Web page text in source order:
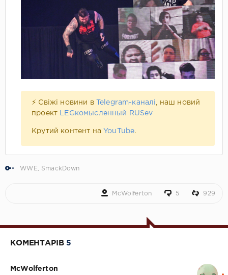
⚡ Свіжі новини в Telegram-каналі
, наш новий
проект
LEGкомысленный RUSev
Крутий контент на YouTube.
WWE SmackDown
McWolferton 5 929
КОМЕНТАРІВ5
McWolferton